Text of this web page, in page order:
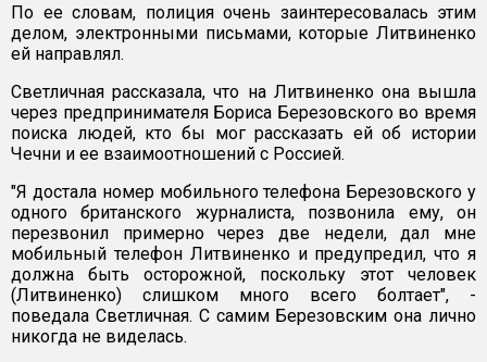
По ее словам, полиция очень заинтересовалась этим
делом, электронными письмами, которые Литвиненко
ей направлял.
Светличная рассказала, что на Литвиненко она вышла
через предпринимателя Бориса Березовского во время
поиска людей, кто бы мог рассказать ей об истории
Чечни и ее взаимоотношений с Россией.
"Я достала номер мобильного телефона Березовского у
одного британского журналиста, позвонила ему, он
перезвонил примерно через две недели, дал мне
мобильный телефон Литвиненко и предупредил, что я
должна быть осторожной, поскольку этот человек
(Литвиненко) слишком много всего болтает", -
поведала Светличная. С самим Березовским она лично
никогда не виделась.